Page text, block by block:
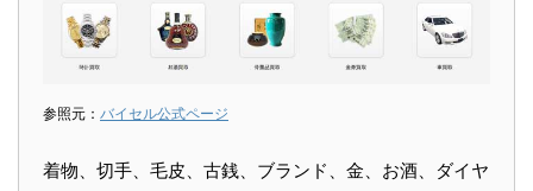
参照元： バイセル公式ページ
着物、切手、毛皮、古銭、ブランド、金、お酒、ダイヤ